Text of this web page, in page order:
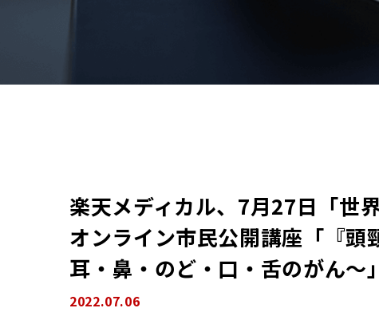
楽天メディカル、7月27日「世
オンライン市民公開講座「『
耳・鼻・のど・口・舌のがん〜
2022.07.06